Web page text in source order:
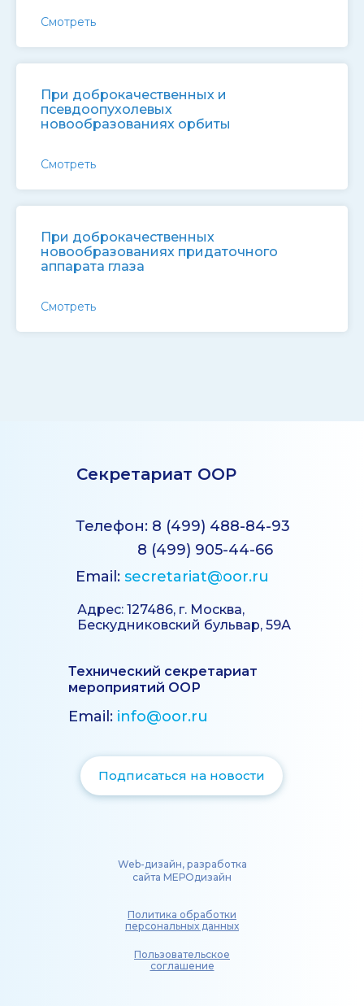
Смотреть
При доброкачественных и
псевдоопухолевых
новообразованиях орбиты
Смотреть
При доброкачественных
новообразованиях придаточного
аппарата глаза
Смотреть
Секретариат ООР
Телефон: 8 (499) 488-84-93
8 (499) 905-44-66
Email: secretariat@oor.ru
Адрес: 127486, г. Москва,
Бескудниковский бульвар, 59А
Технический секретариат
мероприятий ООР
Email: info@oor.ru
Подписаться на новости
Web-дизайн, разработка
сайта МЕРОдизайн
Политика обработки
персональных данных
Пользовательское
соглашение